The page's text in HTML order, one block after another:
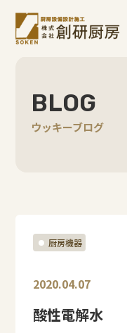
BLOG
ウッキーブログ
厨房機器
2020.04.07
酸性電解水